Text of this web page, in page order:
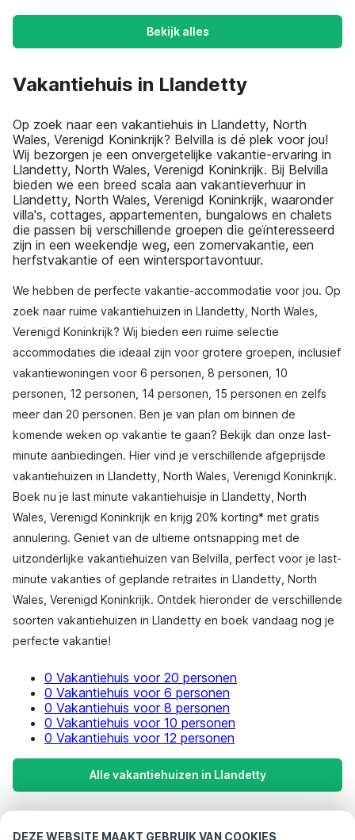
DEZE WEBSITE MAAKT GEBRUIK VAN COOKIES
Bekijk alles
Vakantiehuis in Llandetty
Op zoek naar een vakantiehuis in Llandetty, North
Wales, Verenigd Koninkrijk? Belvilla is dé plek voor jou!
Wij bezorgen je een onvergetelijke vakantie-ervaring in
Llandetty, North Wales, Verenigd Koninkrijk. Bij Belvilla
bieden we een breed scala aan vakantieverhuur in
Llandetty, North Wales, Verenigd Koninkrijk, waaronder
villa's, cottages, appartementen, bungalows en chalets
die passen bij verschillende groepen die geïnteresseerd
zijn in een weekendje weg, een zomervakantie, een
herfstvakantie of een wintersportavontuur.
We hebben de perfecte vakantie-accommodatie voor jou. Op
zoek naar ruime vakantiehuizen in Llandetty, North Wales,
Verenigd Koninkrijk? Wij bieden een ruime selectie
accommodaties die ideaal zijn voor grotere groepen, inclusief
vakantiewoningen voor 6 personen, 8 personen, 10
personen, 12 personen, 14 personen, 15 personen en zelfs
meer dan 20 personen. Ben je van plan om binnen de
komende weken op vakantie te gaan? Bekijk dan onze last-
minute aanbiedingen. Hier vind je verschillende afgeprijsde
vakantiehuizen in Llandetty, North Wales, Verenigd Koninkrijk.
Boek nu je last minute vakantiehuisje in Llandetty, North
Wales, Verenigd Koninkrijk en krijg 20% korting* met gratis
annulering. Geniet van de ultieme ontsnapping met de
uitzonderlijke vakantiehuizen van Belvilla, perfect voor je last-
minute vakanties of geplande retraites in Llandetty, North
Wales, Verenigd Koninkrijk. Ontdek hieronder de verschillende
soorten vakantiehuizen in Llandetty en boek vandaag nog je
perfecte vakantie!
0 Vakantiehuis voor 20 personen
0 Vakantiehuis voor 6 personen
0 Vakantiehuis voor 8 personen
0 Vakantiehuis voor 10 personen
0 Vakantiehuis voor 12 personen
Alle vakantiehuizen in Llandetty
Meest populaire bestemmingen voor